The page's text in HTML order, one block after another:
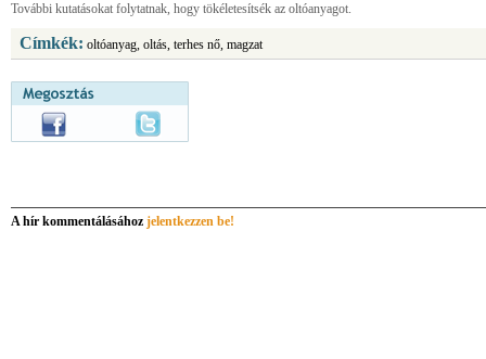
További kutatásokat folytatnak, hogy tökéletesítsék az oltóanyagot.
Címkék: oltóanyag, oltás, terhes nő, magzat
A hír kommentálásához jelentkezzen be!